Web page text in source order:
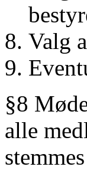
Valg
§8
alle